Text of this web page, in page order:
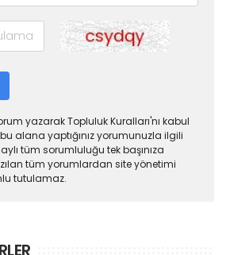
yazarak Topluluk Kuralları'nı kabul
alana yaptığınız yorumunuzla ilgili
tüm sorumluluğu tek başınıza
tüm yorumlardan site yönetimi
tutulamaz.